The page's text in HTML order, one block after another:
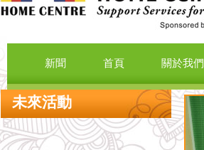
新聞 首頁 關於我們
未來活動